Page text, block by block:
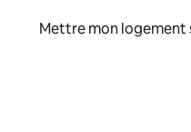
Mettre mon logement